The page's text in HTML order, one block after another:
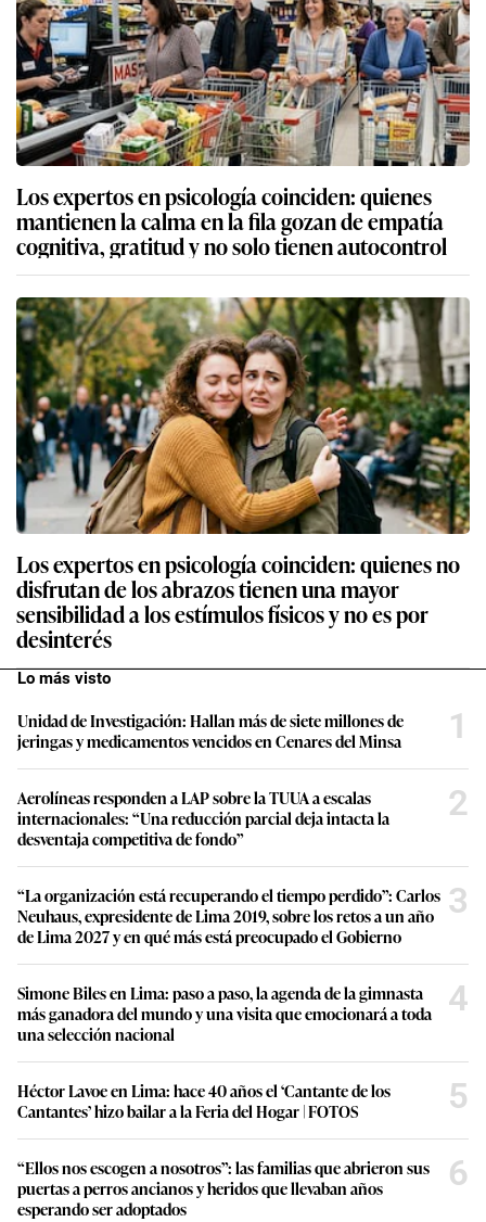
Los expertos en psicología coinciden: quienes
mantienen la calma en la fila gozan de empatía
cognitiva, gratitud y no solo tienen autocontrol
Los expertos en psicología coinciden: quienes no
disfrutan de los abrazos tienen una mayor
sensibilidad a los estímulos físicos y no es por
desinterés
Lo más visto
Unidad de Investigación: Hallan más de siete millones de
jeringas y medicamentos vencidos en Cenares del Minsa
1
Aerolíneas responden a LAP sobre la TUUA a escalas
internacionales: “Una reducción parcial deja intacta la
desventaja competitiva de fondo”
2
“La organización está recuperando el tiempo perdido”: Carlos
Neuhaus, expresidente de Lima 2019, sobre los retos a un año
de Lima 2027 y en qué más está preocupado el Gobierno
3
Simone Biles en Lima: paso a paso, la agenda de la gimnasta
más ganadora del mundo y una visita que emocionará a toda
una selección nacional
4
Héctor Lavoe en Lima: hace 40 años el ‘Cantante de los
Cantantes’ hizo bailar a la Feria del Hogar | FOTOS
5
“Ellos nos escogen a nosotros”: las familias que abrieron sus
puertas a perros ancianos y heridos que llevaban años
esperando ser adoptados
6